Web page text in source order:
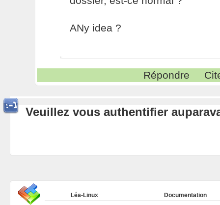
ANy idea ?
Répondre
Veuillez vous authentifier
Léa-Linux
Documentation